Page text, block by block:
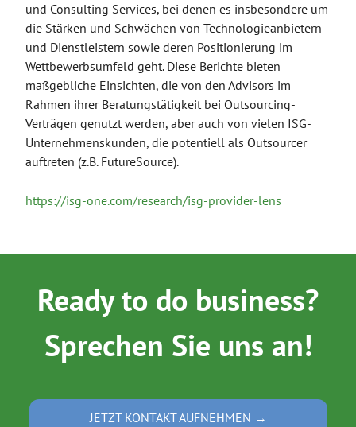
und Consulting Services, bei denen es insbesondere um
die Stärken und Schwächen von Technologieanbietern
und Dienstleistern sowie deren Positionierung im
Wettbewerbsumfeld geht. Diese Berichte bieten
maßgebliche Einsichten, die von den Advisors im
Rahmen ihrer Beratungstätigkeit bei Outsourcing-
Verträgen genutzt werden, aber auch von vielen ISG-
Unternehmenskunden, die potentiell als Outsourcer
auftreten (z.B. FutureSource).
https://isg-one.com/research/isg-provider-lens
Ready to do business?
Sprechen Sie uns an!
JETZT KONTAKT AUFNEHMEN →